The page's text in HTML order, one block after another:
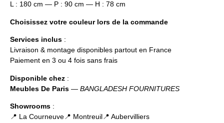
L : 180 cm — P : 90 cm — H : 78 cm
Choisissez votre couleur lors de la commande
Services inclus :
Livraison & montage disponibles partout en France
Paiement en 3 ou 4 fois sans frais
Disponible chez :
Meubles De Paris — BANGLADESH FOURNITURES
Showrooms :
📍 La Courneuve📍 Montreuil📍 Aubervilliers